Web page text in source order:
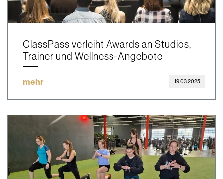
ClassPass verleiht Awards an Studios,
Trainer und Wellness-Angebote
mehr 19.03.2025